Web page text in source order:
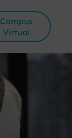
Campus
Virtual